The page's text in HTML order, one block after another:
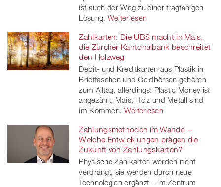
ist auch der Weg zu einer tragfähigen
Lösung. Weiterlesen
Zahlkarten: Die UBS macht in Mais,
die Zürcher Kantonalbank beschreitet
den Holzweg
Debit- und Kreditkarten aus Plastik in
Brieftaschen und Geldbörsen gehören
zum Alltag, allerdings: Plastic Money ist
angezählt, Mais, Holz und Metall sind
im Kommen. Weiterlesen
Zahlungsmethoden im Wandel –
Welche Entwicklungen prägen die
Zukunft von Zahlungskarten?
Physische Zahlkarten werden nicht
verdrängt, sie werden durch neue
Technologien ergänzt – im Zentrum